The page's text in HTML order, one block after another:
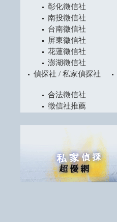
彰化徵信社
南投徵信社
台南徵信社
屏東徵信社
花蓮徵信社
澎湖徵信社
偵探社 / 私家偵探社
合法徵信社
徵信社推薦